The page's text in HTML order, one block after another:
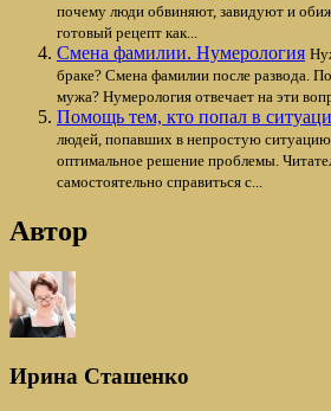
почему люди обвиняют, завидуют и
готовый рецепт как...
Смена фамилии. Нумерология
браке? Смена фамилии после развода.
мужа? Нумерология отвечает на эти
Помощь тем, кто попал в
людей, попавших в непростую
оптимальное решение проблемы.
самостоятельно справиться с...
Автор
Ирина Сташенко